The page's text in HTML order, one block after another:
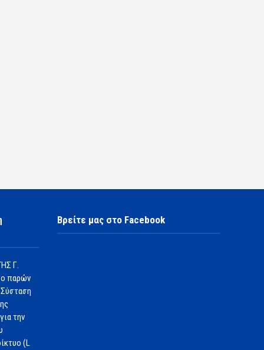
Γ.
ο παρών
την
(L
Βρείτε μας στο Facebook